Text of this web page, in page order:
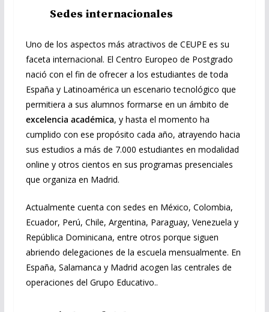
Sedes internacionales
Uno de los aspectos más atractivos de CEUPE es su
faceta internacional. El Centro Europeo de Postgrado
nació con el fin de ofrecer a los estudiantes de toda
España y Latinoamérica un escenario tecnológico que
permitiera a sus alumnos formarse en un ámbito de
excelencia académica, y hasta el momento ha
cumplido con ese propósito cada año, atrayendo hacia
sus estudios a más de 7.000 estudiantes en modalidad
online y otros cientos en sus programas presenciales
que organiza en Madrid.
Actualmente cuenta con sedes en México, Colombia,
Ecuador, Perú, Chile, Argentina, Paraguay, Venezuela y
República Dominicana, entre otros porque siguen
abriendo delegaciones de la escuela mensualmente. En
España, Salamanca y Madrid acogen las centrales de
operaciones del Grupo Educativo..